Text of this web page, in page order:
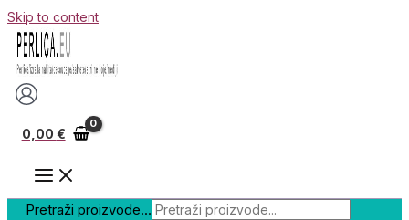
Skip to content
0,00 €
Pretraži proizvode...